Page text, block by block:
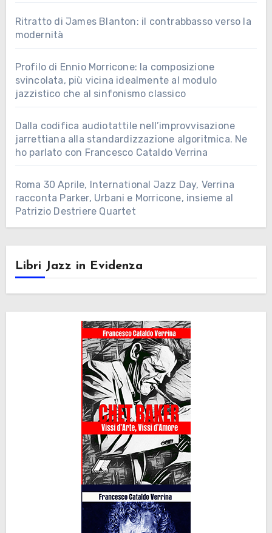
Ritratto di James Blanton: il contrabbasso verso la
modernità
Profilo di Ennio Morricone: la composizione
svincolata, più vicina idealmente al modulo
jazzistico che al sinfonismo classico
Dalla codifica audiotattile nell’improvvisazione
jarrettiana alla standardizzazione algoritmica. Ne
ho parlato con Francesco Cataldo Verrina
Roma 30 Aprile, International Jazz Day, Verrina
racconta Parker, Urbani e Morricone, insieme al
Patrizio Destriere Quartet
Libri Jazz in Evidenza